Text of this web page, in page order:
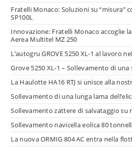
Fratelli Monaco: Soluzioni su “misura”
SP100L
Innovazione: Fratelli Monaco accoglie
Aerea Multitel MZ 250
L’autogru GROVE 5250 XL-1 al lavoro
Grove 5250 XL-1 – Sollevamento di
La Haulotte HA16 RTJ si unisce alla
Sollevamento di una lunga lama
Sollevamento zattere di salvataggio su
Sollevamento navicella eolica 80
La nuova ORMIG 804 AC entra nella